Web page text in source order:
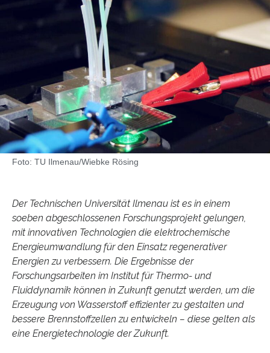
Foto: TU Ilmenau/Wiebke Rösing
Der Technischen Universität Ilmenau ist es in einem
soeben abgeschlossenen Forschungsprojekt gelungen,
mit innovativen Technologien die elektrochemische
Energieumwandlung für den Einsatz regenerativer
Energien zu verbessern. Die Ergebnisse der
Forschungsarbeiten im Institut für Thermo- und
Fluiddynamik können in Zukunft genutzt werden, um die
Erzeugung von Wasserstoff effizienter zu gestalten und
bessere Brennstoffzellen zu entwickeln – diese gelten als
eine Energietechnologie der Zukunft.